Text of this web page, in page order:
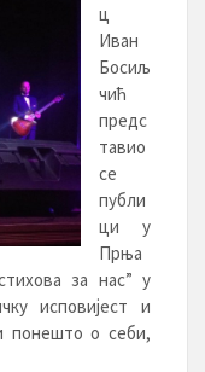
ц
Иван
Босиљ
чић
предс
тавио
се
публи
ци у
Прња
за нас” у
исповијест и
понешто о себи,